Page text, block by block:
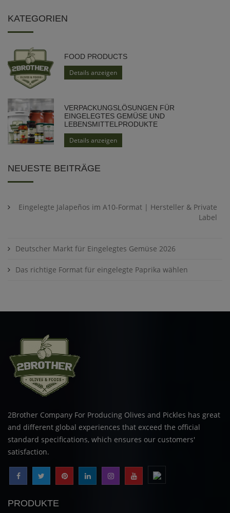
KATEGORIEN
FOOD PRODUCTS
Details anzeigen
VERPACKUNGSLÖSUNGEN FÜR
EINGELEGTES GEMÜSE UND
LEBENSMITTELPRODUKTE
Details anzeigen
NEUESTE BEITRÄGE
Eingelegte Jalapeños im A10-Format | Hersteller & Private
Label
Deutscher Markt für Eingelegtes Gemüse 2026
Das richtige Format für eingelegte Paprika wählen
2Brother Company For Producing Olives and Pickles has great
and different global experiences that exceed the official
standard specifications, which ensures our customers'
satisfaction.
PRODUKTE